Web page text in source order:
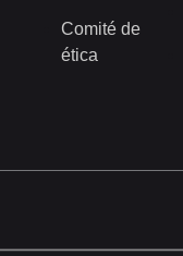
Comité de
ética